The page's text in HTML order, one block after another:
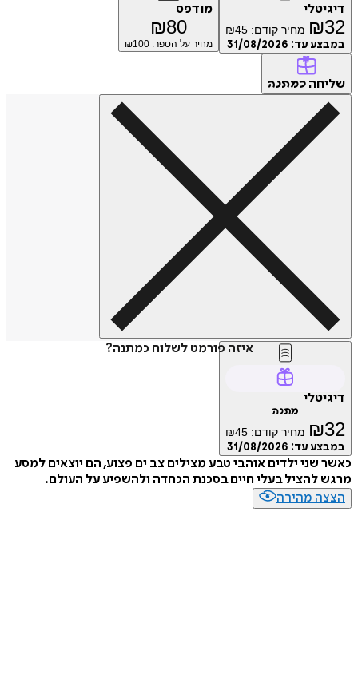
דיגיטלי
₪32 מחיר קודם: ₪45
במבצע עד: 31/08/2026
מודפס
₪80
מחיר על הספר: ₪ 100
שליחה כמתנה
איזה פורמט לשלוח כמתנה?
דיגיטלי
מתנה
₪32 מחיר קודם: ₪45
במבצע עד: 31/08/2026
כאשר שני ילדים אוהבי טבע מצילים צב ים פצוע, הם יוצאים למסע
מרגש להציל בעלי חיים בסכנת הכחדה ולהשפיע על העולם.
הצצה מהירה